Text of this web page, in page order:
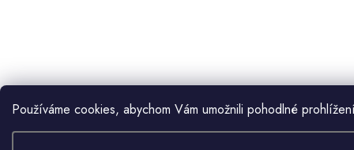
Používáme cookies, abychom Vám umožnili pohodlné